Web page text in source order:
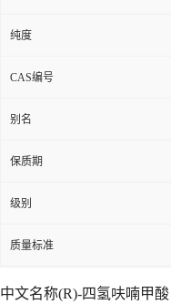
纯度
CAS编号
别名
保质期
级别
质量标准
中文名称(R)-四氢呋喃甲酸